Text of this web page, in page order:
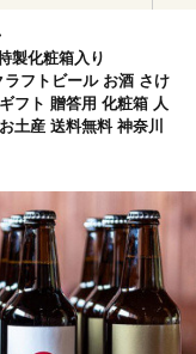
製化粧箱入り
フトビール お酒 さけ
フト 贈答用 化粧箱 人
土産 送料無料 神奈川